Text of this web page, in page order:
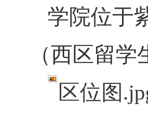
学院位于
（西区留
区位图